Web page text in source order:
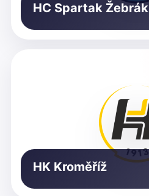
HC Spartak Žebrák
HK Kroměříž